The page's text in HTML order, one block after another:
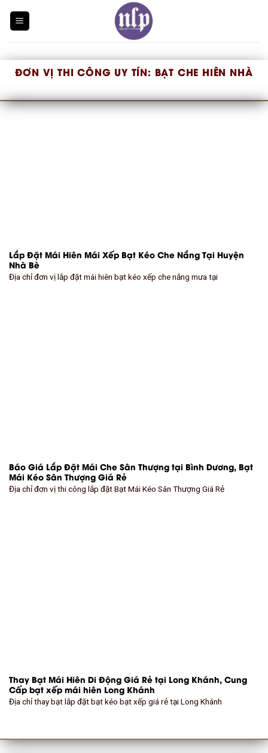
ĐƠN VỊ THI CÔNG UY TÍN: BẠT CHE HIÊN NHÀ
Lắp Đặt Mái Hiên Mái Xếp Bạt Kéo Che Nắng Tại Huyện
Nhà Bè
Địa chỉ đơn vị lắp đặt mái hiên bạt kéo xếp che nắng mưa tại
Báo Giá Lắp Đặt Mái Che Sân Thượng tại Bình Dương, Bạt
Mái Kéo Sân Thượng Giá Rẻ
Địa chỉ đơn vị thi công lắp đặt Bạt Mái Kéo Sân Thượng Giá Rẻ
Thay Bạt Mái Hiên Di Động Giá Rẻ tại Long Khánh, Cung
Cấp bạt xếp mái hiên Long Khánh
Địa chỉ thay bạt lắp đặt bạt kéo bạt xếp giá rẻ tại Long Khánh